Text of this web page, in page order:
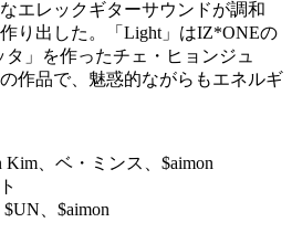
エレックギターサウンドが調和
り出した。「Light」はIZ*ONEの
タ」を作ったチェ・ヒョンジュ
作品で、魅惑的ながらもエネルギ
Kim、ベ・ミンス、$aimon
、$aimon